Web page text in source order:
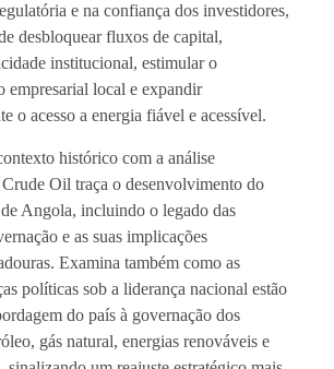
e na confiança dos investidores,
desbloquear fluxos de capital,
institucional, estimular o
empresarial local e expandir
o acesso a energia fiável e acessível.
histórico com a análise
Oil traça o desenvolvimento do
Angola, incluindo o legado das
e as suas implicações
Examina também como as
políticas sob a liderança nacional estão
do país à governação dos
gás natural, energias renováveis e